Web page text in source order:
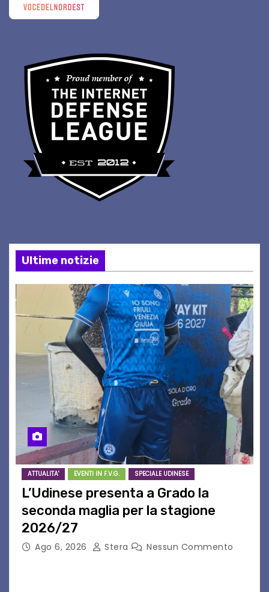
Ultime notizie
ATTUALITA' EVENTI IN F.V.G. SPECIALE UDINESE
L’Udinese presenta a Grado la
seconda maglia per la stagione
2026/27
Ago 6, 2026 Stera Nessun Commento